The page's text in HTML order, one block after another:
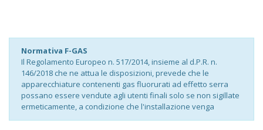
Normativa F-GAS
Il Regolamento Europeo n. 517/2014, insieme al d.P.R. n.
146/2018 che ne attua le disposizioni, prevede che le
apparecchiature contenenti gas fluorurati ad effetto serra
possano essere vendute agli utenti finali solo se non sigillate
ermeticamente, a condizione che l'installazione venga
effettuata da un'impresa certificata.